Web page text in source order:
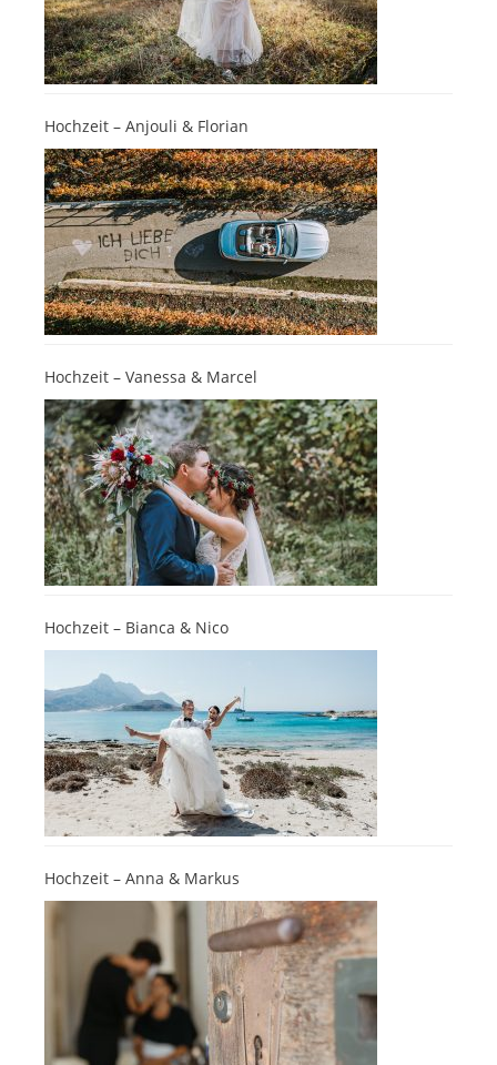
Hochzeit – Anjouli & Florian
Hochzeit – Vanessa & Marcel
Hochzeit – Bianca & Nico
Hochzeit – Anna & Markus